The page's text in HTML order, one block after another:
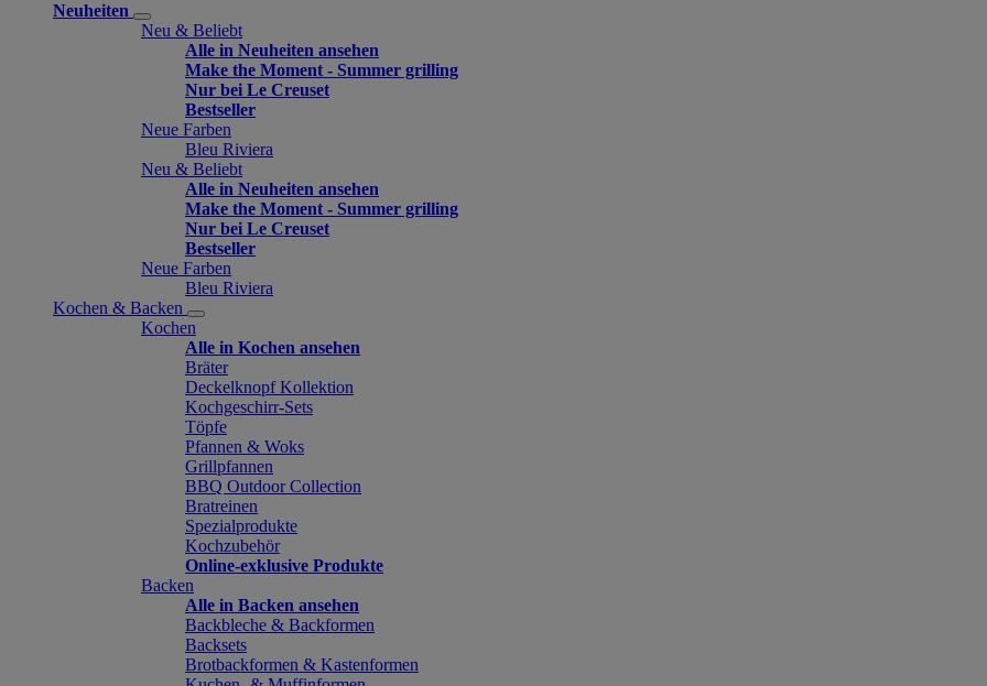
Neuheiten
Neu & Beliebt
Alle in Neuheiten ansehen
Make the Moment - Summer grilling
Nur bei Le Creuset
Bestseller
Neue Farben
Bleu Riviera
Neu & Beliebt
Alle in Neuheiten ansehen
Make the Moment - Summer grilling
Nur bei Le Creuset
Bestseller
Neue Farben
Bleu Riviera
Kochen & Backen
Kochen
Alle in Kochen ansehen
Bräter
Deckelknopf Kollektion
Kochgeschirr-Sets
Töpfe
Pfannen & Woks
Grillpfannen
BBQ Outdoor Collection
Bratreinen
Spezialprodukte
Kochzubehör
Online-exklusive Produkte
Backen
Alle in Backen ansehen
Backbleche & Backformen
Backsets
Brotbackformen & Kastenformen